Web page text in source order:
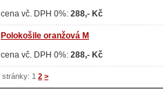
cena vč. DPH 0%: 288,- Kč
Polokošile oranžová M
cena vč. DPH 0%: 288,- Kč
stránky: 1 2 >